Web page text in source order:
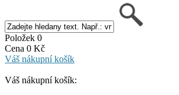
Položek 0
Cena 0 Kč
Váš nákupní košík
Váš nákupní košík: